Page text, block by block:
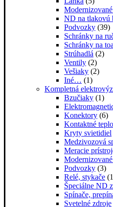
ND na tlakovú
Podvozky (39)
Schránky na
Schránky na
Strúhadlá (2)
Ventily (2)
Vešiaky (2)
Iné… (1)
Kompletná
Bzučiaky (1)
Konektory (6)
Kontaktné
Kryty svietidiel
Medzivozová
Meracie
Podvozky (3)
Relé, stykače
Špeciálne ND
Spínače,
Svetelné zdroje